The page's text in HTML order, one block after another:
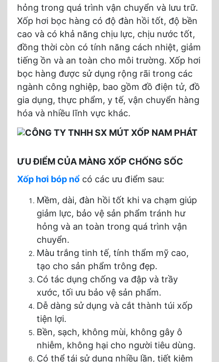
hỏng trong quá trình vận chuyển và lưu trữ.
Xốp hơi bọc hàng có độ đàn hồi tốt, độ bền
cao và có khả năng chịu lực, chịu nước tốt,
đồng thời còn có tính năng cách nhiệt, giảm
tiếng ồn và an toàn cho môi trường. Xốp hơi
bọc hàng được sử dụng rộng rãi trong các
ngành công nghiệp, bao gồm đồ điện tử, đồ
gia dụng, thực phẩm, y tế, vận chuyển hàng
hóa và nhiều lĩnh vực khác.
ƯU ĐIỂM CỦA MÀNG XỐP CHỐNG SỐC
Xốp hơi bóp nổ có các ưu điểm sau:
Mềm, dài, đàn hồi tốt khi va chạm giúp
giảm lực, bảo vệ sản phẩm tránh hư
hỏng và an toàn trong quá trình vận
chuyển.
Màu trắng tinh tế, tính thẩm mỹ cao,
tạo cho sản phẩm trông đẹp.
Có tác dụng chống va đập và trầy
xước, tối ưu bảo vệ sản phẩm.
Dễ dàng sử dụng và cắt thành túi xốp
tiện lợi.
Bền, sạch, không mùi, không gây ô
nhiễm, không hại cho người tiêu dùng.
Có thể tái sử dụng nhiều lần, tiết kiệm